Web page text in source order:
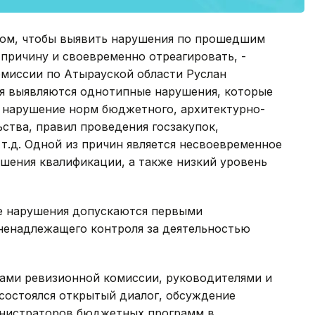
чтобы выявить нарушения по прошедшим
и своевременно отреагировать, -
по Атырауской области Руслан
выявляются однотипные нарушения, которые
норм бюджетного, архитектурно-
правил проведения госзакупок,
Одной из причин является несвоевременное
квалификации, а также низкий уровень
нарушения допускаются первыми
контроля за деятельностью
ревизионной комиссии, руководителями и
открытый диалог, обсуждение